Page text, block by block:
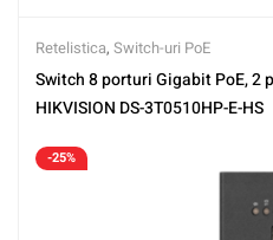
Retelistica, Switch-uri PoE
Switch 8 porturi Gigabit PoE, 2
HIKVISION DS-3T0510HP-E-HS
-25%